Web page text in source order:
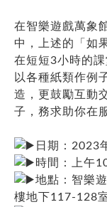
在智樂遊戲萬象
中，上述的「如
在短短3小時的
以各種紙類作例
造，更鼓勵互動
子，務求助你在
日期：2023
時間：上午
地點：智樂
樓地下117-128